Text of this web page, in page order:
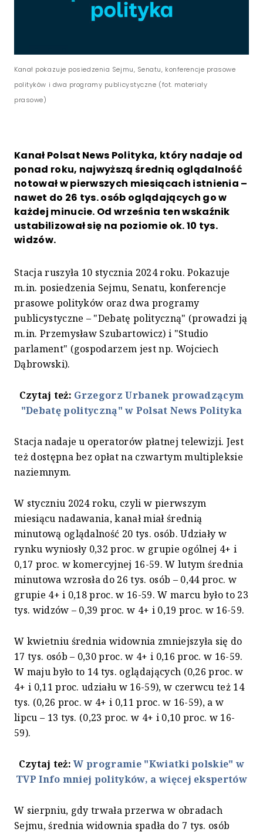
Kanał pokazuje posiedzenia Sejmu, Senatu, konferencje prasowe
polityków i dwa programy publicystyczne (fot. materiały
prasowe)
Kanał Polsat News Polityka, który nadaje od
ponad roku, najwyższą średnią oglądalność
notował w pierwszych miesiącach istnienia –
nawet do 26 tys. osób oglądających go w
każdej minucie. Od września ten wskaźnik
ustabilizował się na poziomie ok. 10 tys.
widzów.
Stacja ruszyła 10 stycznia 2024 roku. Pokazuje
m.in. posiedzenia Sejmu, Senatu, konferencje
prasowe polityków oraz dwa programy
publicystyczne – "Debatę polityczną" (prowadzi ją
m.in. Przemysław Szubartowicz) i "Studio
parlament" (gospodarzem jest np. Wojciech
Dąbrowski).
Czytaj też: Grzegorz Urbanek prowadzącym
"Debatę polityczną" w Polsat News Polityka
Stacja nadaje u operatorów płatnej telewizji. Jest
też dostępna bez opłat na czwartym multipleksie
naziemnym.
W styczniu 2024 roku, czyli w pierwszym
miesiącu nadawania, kanał miał średnią
minutową oglądalność 20 tys. osób. Udziały w
rynku wyniosły 0,32 proc. w grupie ogólnej 4+ i
0,17 proc. w komercyjnej 16-59. W lutym średnia
minutowa wzrosła do 26 tys. osób – 0,44 proc. w
grupie 4+ i 0,18 proc. w 16-59. W marcu było to 23
tys. widzów – 0,39 proc. w 4+ i 0,19 proc. w 16-59.
W kwietniu średnia widownia zmniejszyła się do
17 tys. osób – 0,30 proc. w 4+ i 0,16 proc. w 16-59.
W maju było to 14 tys. oglądających (0,26 proc. w
4+ i 0,11 proc. udziału w 16-59), w czerwcu też 14
tys. (0,26 proc. w 4+ i 0,11 proc. w 16-59), a w
lipcu – 13 tys. (0,23 proc. w 4+ i 0,10 proc. w 16-
59).
Czytaj też:W programie "Kwiatki polskie" w
TVP Info mniej polityków, a więcej ekspertów
W sierpniu, gdy trwała przerwa w obradach
Sejmu, średnia widownia spadła do 7 tys. osób